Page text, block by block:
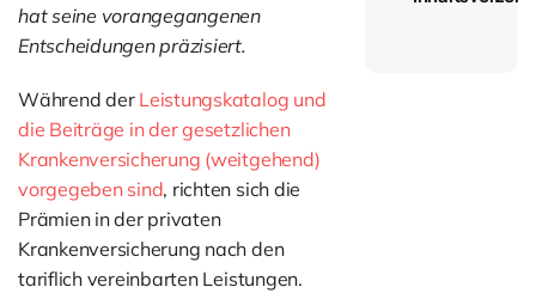
hat seine vorangegangenen
Entscheidungen präzisiert.
Während der Leistungskatalog und
die Beiträge in der gesetzlichen
Krankenversicherung (weitgehend)
vorgegeben sind, richten sich die
Prämien in der privaten
Krankenversicherung nach den
tariflich vereinbarten Leistungen.